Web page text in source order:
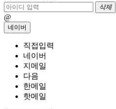
삭제
@
네이버
직접입력
네이버
지메일
다음
한메일
핫메일